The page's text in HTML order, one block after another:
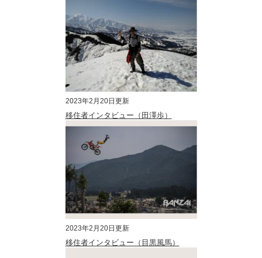
2023年2月20日更新
移住者インタビュー（田澤歩）
2023年2月20日更新
移住者インタビュー（目黒風馬）